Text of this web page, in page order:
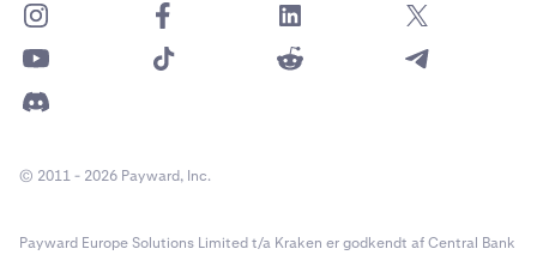
© 2011 - 2026 Payward, Inc.
Payward Europe Solutions Limited t/a Kraken er godkendt af Central Bank